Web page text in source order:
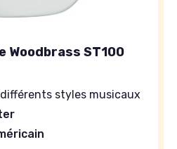
ST100
styles musicaux